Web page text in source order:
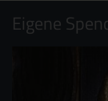
Eigene